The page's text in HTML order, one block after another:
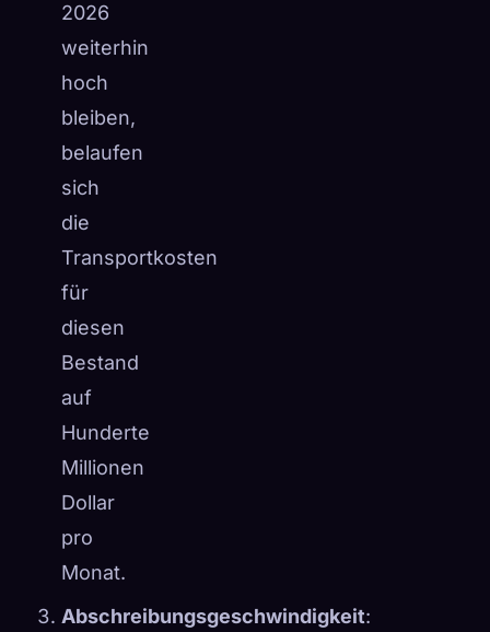
2026
weiterhin
hoch
bleiben,
belaufen
sich
die
Transportkosten
für
diesen
Bestand
auf
Hunderte
Millionen
Dollar
pro
Monat.
Abschreibungsgeschwindigkeit: